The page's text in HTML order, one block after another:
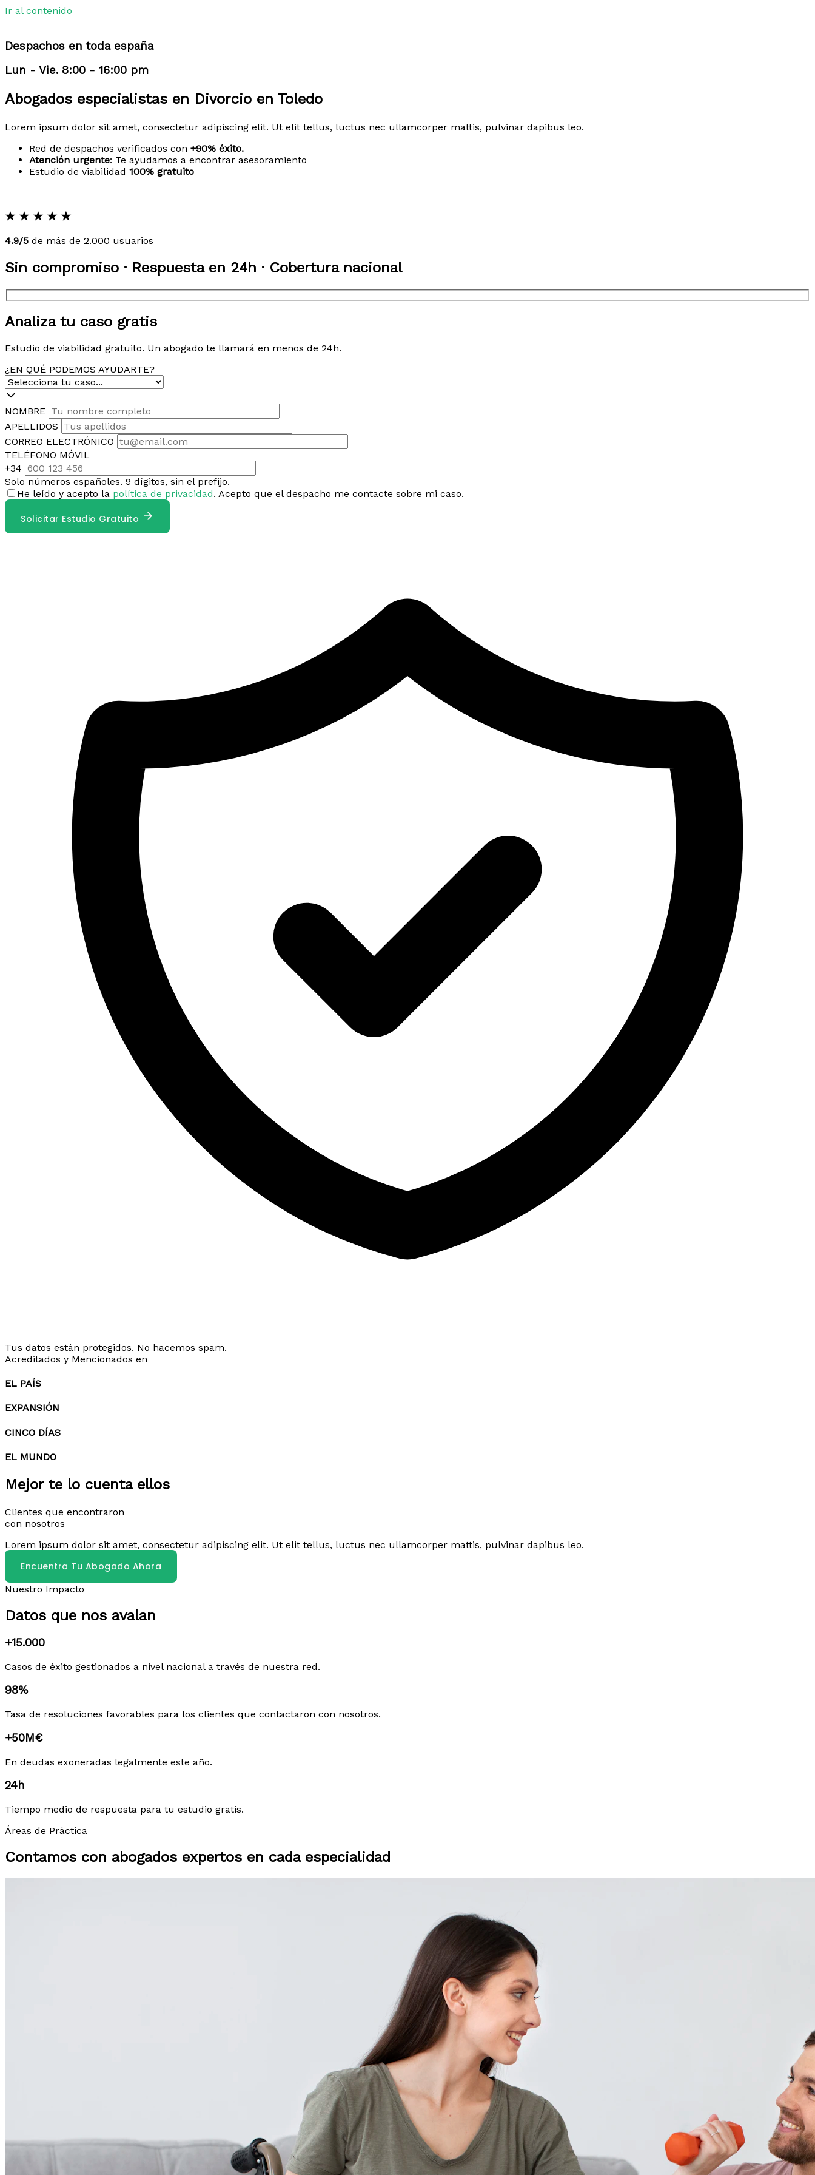
Ir al contenido
Despachos en toda españa
Lun - Vie. 8:00 - 16:00 pm
Abogados especialistas en Divorcio en Toledo
Lorem ipsum dolor sit amet, consectetur adipiscing elit. Ut elit tellus, luctus nec ullamcorper mattis, pulvinar dapibus leo.
Red de despachos verificados con +90% éxito.
Atención urgente: Te ayudamos a encontrar asesoramiento
Estudio de viabilidad 100% gratuito
★ ★ ★ ★ ★
4.9/5 de más de 2.000 usuarios
Sin compromiso · Respuesta en 24h · Cobertura nacional
Analiza tu caso gratis
Estudio de viabilidad gratuito. Un abogado te llamará en menos de 24h.
¿EN QUÉ PODEMOS AYUDARTE?
NOMBRE
APELLIDOS
CORREO ELECTRÓNICO
TELÉFONO MÓVIL
+34
Solo números españoles. 9 dígitos, sin el prefijo.
He leído y acepto la política de privacidad. Acepto que el despacho me contacte sobre mi caso.
Solicitar Estudio Gratuito
Tus datos están protegidos. No hacemos spam.
Acreditados y Mencionados en
EL PAÍS
EXPANSIÓN
CINCO DÍAS
EL MUNDO
Mejor te lo cuenta ellos
Clientes que encontraron
con nosotros
Lorem ipsum dolor sit amet, consectetur adipiscing elit. Ut elit tellus, luctus nec ullamcorper mattis, pulvinar dapibus leo.
Encuentra Tu Abogado Ahora
Nuestro Impacto
Datos que nos avalan
+15.000
Casos de éxito gestionados a nivel nacional a través de nuestra red.
98%
Tasa de resoluciones favorables para los clientes que contactaron con nosotros.
+50M€
En deudas exoneradas legalmente este año.
24h
Tiempo medio de respuesta para tu estudio gratis.
Áreas de Práctica
Contamos con abogados expertos en cada especialidad